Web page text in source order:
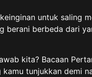
untuk saling
berani berbeda dari
kita? Bacaan
tunjukkan demi